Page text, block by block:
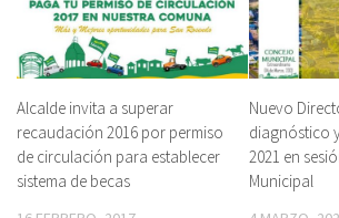
Alcalde invita a superar
recaudación 2016 por permiso
de circulación para establecer
sistema de becas
Nuevo
diagnóstico
2021 en
Municipal